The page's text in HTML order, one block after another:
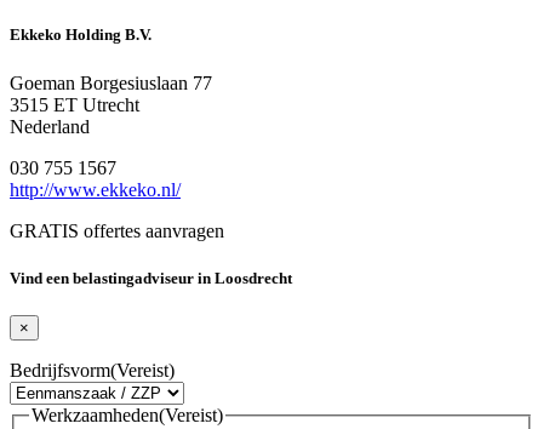
Ekkeko Holding B.V.
Goeman Borgesiuslaan 77
3515 ET Utrecht
Nederland
030 755 1567
http://www.ekkeko.nl/
GRATIS offertes aanvragen
Vind een belastingadviseur in Loosdrecht
×
Bedrijfsvorm(Vereist)
Werkzaamheden(Vereist)